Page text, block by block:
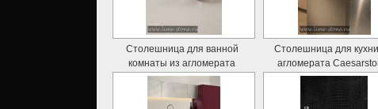
Столешница для ванной
комнаты из агломерата
Caesarstone, Desert Limestone
Столешница для
агломерата